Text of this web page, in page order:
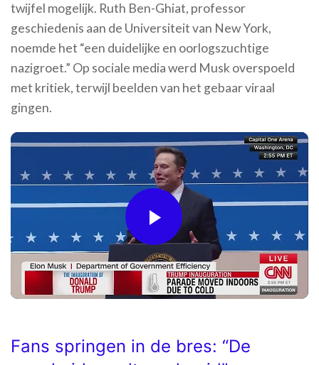
twijfel mogelijk. Ruth Ben-Ghiat, professor
geschiedenis aan de Universiteit van New York,
noemde het “een duidelijke en oorlogszuchtige
nazigroet.” Op sociale media werd Musk overspoeld
met kritiek, terwijl beelden van het gebaar viraal
gingen.
Play
Video
Fans springen in de bres: “De